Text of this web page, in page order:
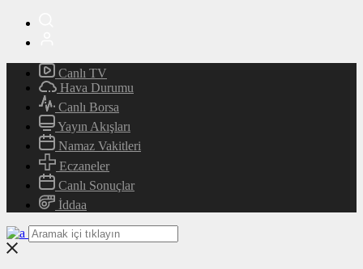
Canlı TV
Hava Durumu
Canlı Borsa
Yayın Akışları
Namaz Vakitleri
Eczaneler
Canlı Sonuçlar
İddaa